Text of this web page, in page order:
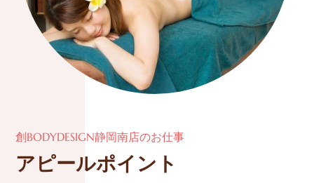
創BODYDESIGN静岡南店のお仕事
アピールポイント